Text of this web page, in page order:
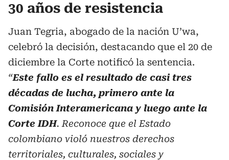
30 años de resistencia
Juan Tegria, abogado de la nación U’wa,
celebró la decisión, destacando que el 20 de
diciembre la Corte notificó la sentencia.
“Este fallo es el resultado de casi tres
décadas de lucha, primero ante la
Comisión Interamericana y luego ante la
Corte IDH. Reconoce que el Estado
colombiano violó nuestros derechos
territoriales, culturales, sociales y